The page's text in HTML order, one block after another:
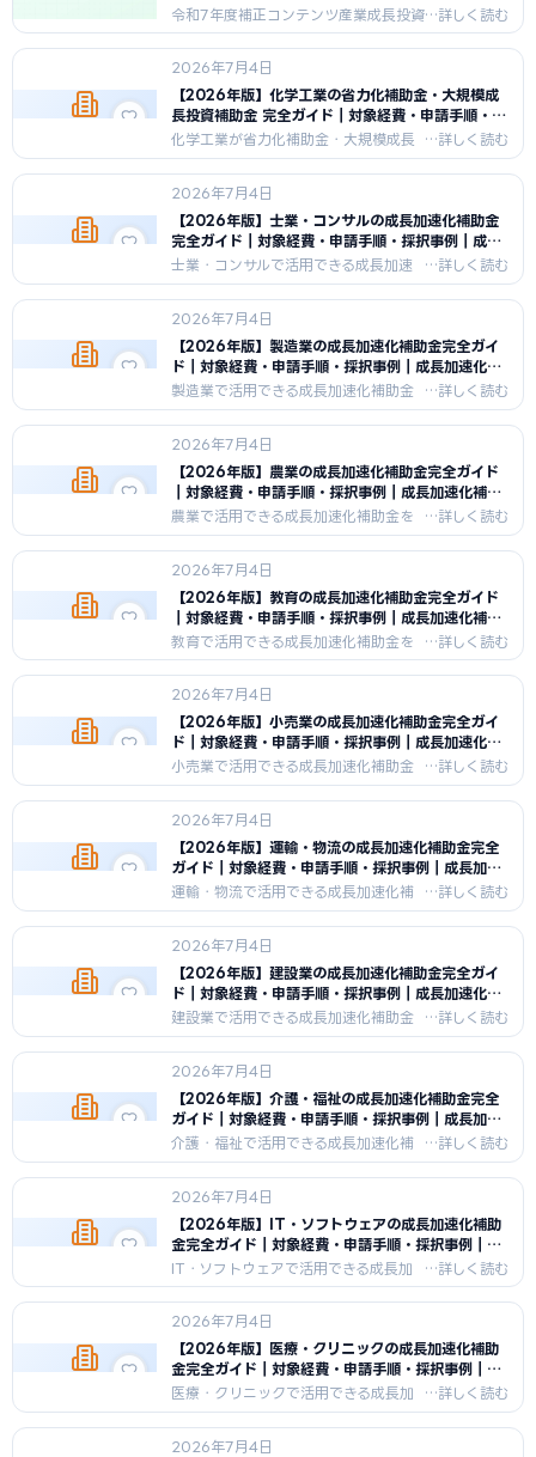
月30日締切】｜成長加速化補助金ナビ
令和7年度補正コンテンツ産業成長投資
支援事業費補助金を完全解説。ゲー
ム・アニメ・実写枠（上限2,000万
円）と音楽枠（上限7,000万円）の制
度概要と成長加速化補助金との比較。
2026年7月4日
【2026年版】化学工業の省力化補助金・大規模成
長投資補助金 完全ガイド｜対象経費・申請手順・事
例｜成長加速化補助金ナビ
化学工業が省力化補助金・大規模成長
投資補助金を活用するための完全ガイ
ド。反応炉更新・GX転換・自動充填ラ
インの事例、制度比較表、申請チェッ
クリスト、FAQ6問付き。2026年6月
最新情報。
2026年7月4日
【2026年版】士業・コンサルの成長加速化補助金
完全ガイド｜対象経費・申請手順・採択事例｜成長
加速化補助金ナビ
士業・コンサルで活用できる成長加速
化補助金を徹底解説。対象経費・補助
率・上限額・申請のポイント・採択事
例まで2026年最新情報を網羅。
2026年7月4日
【2026年版】製造業の成長加速化補助金完全ガイ
ド｜対象経費・申請手順・採択事例｜成長加速化補
助金ナビ
製造業で活用できる成長加速化補助金
を徹底解説。対象経費・補助率・上限
額・申請のポイント・採択事例まで
2026年最新情報を網羅。
2026年7月4日
【2026年版】農業の成長加速化補助金完全ガイド
｜対象経費・申請手順・採択事例｜成長加速化補助
金ナビ
農業で活用できる成長加速化補助金を
徹底解説。対象経費・補助率・上限
額・申請のポイント・採択事例まで
2026年最新情報を網羅。
2026年7月4日
【2026年版】教育の成長加速化補助金完全ガイド
｜対象経費・申請手順・採択事例｜成長加速化補助
金ナビ
教育で活用できる成長加速化補助金を
徹底解説。対象経費・補助率・上限
額・申請のポイント・採択事例まで
2026年最新情報を網羅。
2026年7月4日
【2026年版】小売業の成長加速化補助金完全ガイ
ド｜対象経費・申請手順・採択事例｜成長加速化補
助金ナビ
小売業で活用できる成長加速化補助金
を徹底解説。対象経費・補助率・上限
額・申請のポイント・採択事例まで
2026年最新情報を網羅。
2026年7月4日
【2026年版】運輸・物流の成長加速化補助金完全
ガイド｜対象経費・申請手順・採択事例｜成長加速
化補助金ナビ
運輸・物流で活用できる成長加速化補
助金を徹底解説。対象経費・補助率・
上限額・申請のポイント・採択事例ま
で2026年最新情報を網羅。
2026年7月4日
【2026年版】建設業の成長加速化補助金完全ガイ
ド｜対象経費・申請手順・採択事例｜成長加速化補
助金ナビ
建設業で活用できる成長加速化補助金
を徹底解説。対象経費・補助率・上限
額・申請のポイント・採択事例まで
2026年最新情報を網羅。
2026年7月4日
【2026年版】介護・福祉の成長加速化補助金完全
ガイド｜対象経費・申請手順・採択事例｜成長加速
化補助金ナビ
介護・福祉で活用できる成長加速化補
助金を徹底解説。対象経費・補助率・
上限額・申請のポイント・採択事例ま
で2026年最新情報を網羅。
2026年7月4日
【2026年版】IT・ソフトウェアの成長加速化補助
金完全ガイド｜対象経費・申請手順・採択事例｜成
長加速化補助金ナビ
IT・ソフトウェアで活用できる成長加
速化補助金を徹底解説。対象経費・補
助率・上限額・申請のポイント・採択
事例まで2026年最新情報を網羅。
2026年7月4日
【2026年版】医療・クリニックの成長加速化補助
金完全ガイド｜対象経費・申請手順・採択事例｜成
長加速化補助金ナビ
医療・クリニックで活用できる成長加
速化補助金を徹底解説。対象経費・補
助率・上限額・申請のポイント・採択
事例まで2026年最新情報を網羅。
2026年7月4日